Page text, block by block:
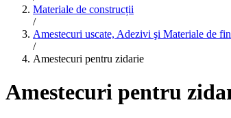
Materiale de construcții
/
Amestecuri uscate, Adezivi şi Materiale de
/
Amestecuri pentru zidarie
Amestecuri pentru